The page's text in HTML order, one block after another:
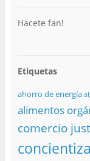
Hacete fan!
Etiquetas
ahorro de energía
alimentos
comercio